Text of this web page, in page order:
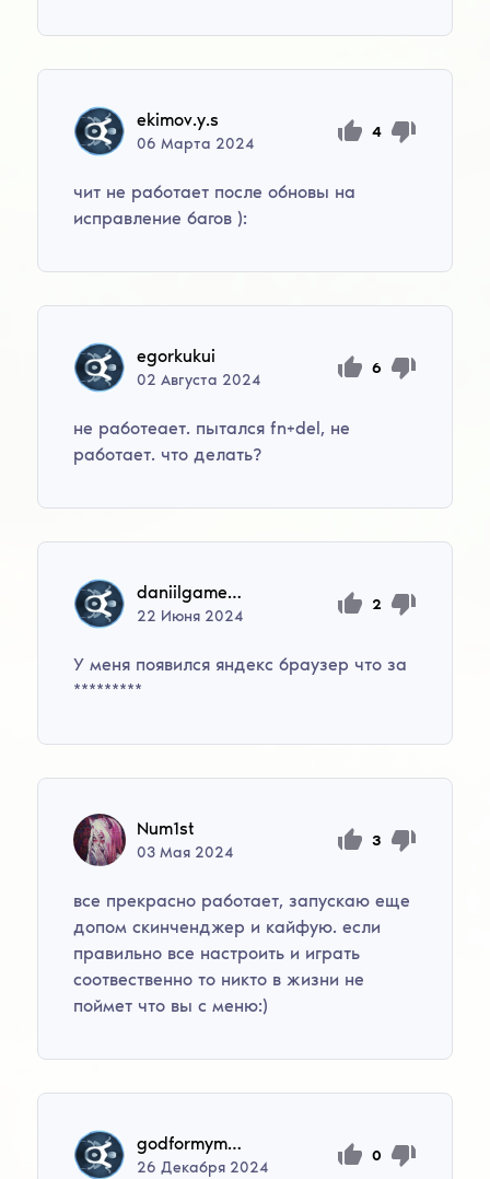
ekimov.y.s
06Марта 2024
4
чит не работает после обновы на
исправление багов ):
egorkukui
02Августа 2024
6
не работеает. пытался fn+del, не
работает. что делать?
daniilgame590
22 Июня 2024
2
У меня появился яндекс браузер что за
*********
Num1st
03Мая 2024
3
все прекрасно работает, запускаю еще
допом скинченджер и кайфую. если
правильно все настроить и играть
соотвественно то никто в жизни не
поймет что вы с меню:)
godformymup
26Декабря 2024
0